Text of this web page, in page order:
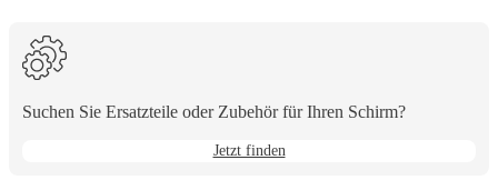
zwischen
den
Optionen
wechseln.
Suchen Sie Ersatzteile oder Zubehör für Ihren Schirm?
Jetzt finden